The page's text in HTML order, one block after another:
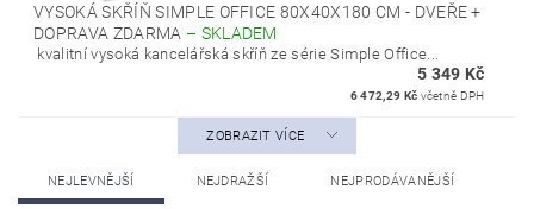
VYSOKÁ SKŘÍŇ SIMPLE OFFICE 80X40X180 CM - DVEŘE +
DOPRAVA ZDARMA – SKLADEM
kvalitní vysoká kancelářská skříň ze série Simple Office...
5 349 Kč
6 472,29 Kč včetně DPH
ZOBRAZIT VÍCE
NEJLEVNĚJŠÍ NEJDRAŽŠÍ NEJPRODÁVANĚJŠÍ